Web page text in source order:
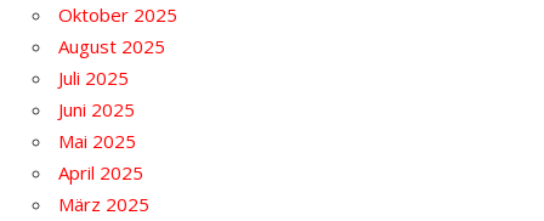
Oktober 2025
August 2025
Juli 2025
Juni 2025
Mai 2025
April 2025
März 2025